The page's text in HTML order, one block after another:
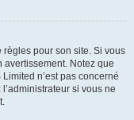
pour son site. Si vous
Notez que
n’est pas concerné
si vous ne